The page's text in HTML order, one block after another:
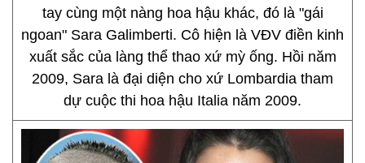
tay cùng một nàng hoa hậu khác, đó là "gái
ngoan" Sara Galimberti. Cô hiện là VĐV điền kinh
xuất sắc của làng thể thao xứ mỳ ống. Hồi năm
2009, Sara là đại diện cho xứ Lombardia tham
dự cuộc thi hoa hậu Italia năm 2009.